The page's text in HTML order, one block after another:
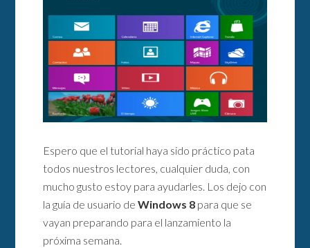
Espero que el tutorial haya sido práctico pata
todos nuestros lectores, cualquier duda, con
mucho gusto estoy para ayudarles. Los dejo con
la guía de usuario deWindows 8 para que se
vayan preparando para el lanzamiento la
próxima semana.